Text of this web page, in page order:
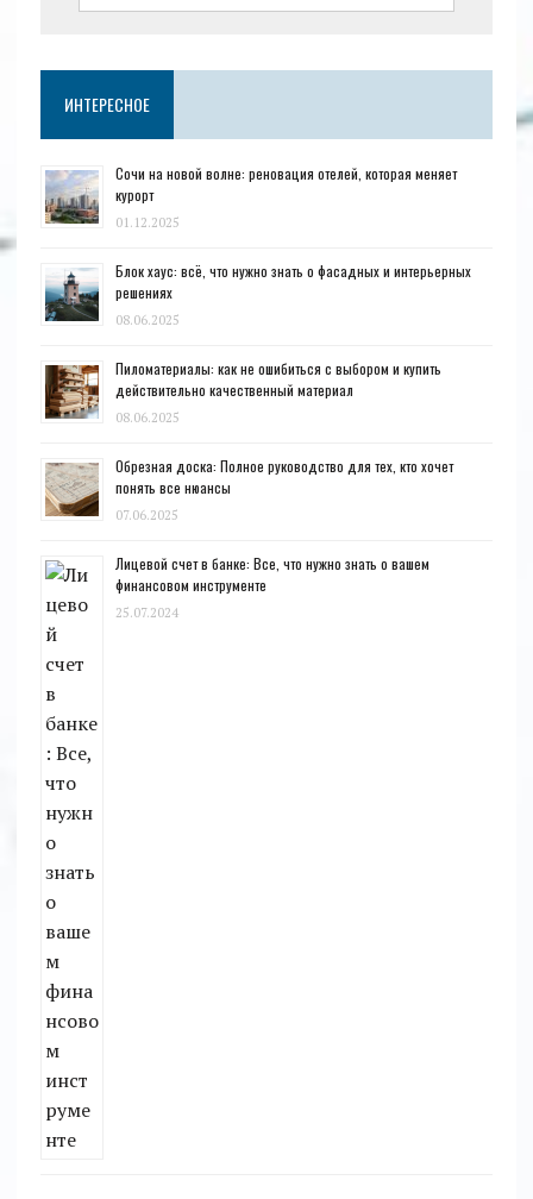
ИНТЕРЕСНОЕ
Сочи на новой волне: реновация отелей, которая меняет
курорт
01.12.2025
Блок хаус: всё, что нужно знать о фасадных и интерьерных
решениях
08.06.2025
Пиломатериалы: как не ошибиться с выбором и купить
действительно качественный материал
08.06.2025
Обрезная доска: Полное руководство для тех, кто хочет
понять все нюансы
07.06.2025
Лицевой счет в банке: Все, что нужно знать о вашем
финансовом инструменте
25.07.2024